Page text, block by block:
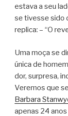
estava a seu
se tivesse sido
replica: – “O
Uma moça se
única de
dor, surpresa,
Veremos que
Barbara
apenas 24